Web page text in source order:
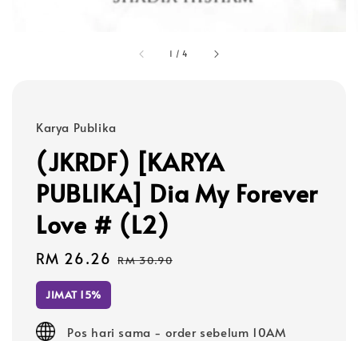
1 /4
Karya Publika
(JKRDF) [KARYA
PUBLIKA] Dia My Forever
Love # (L2)
Sale
price
RM 26.26 Regular
RM 30.90
JIMAT 15%
Pos hari sama - order sebelum 10AM